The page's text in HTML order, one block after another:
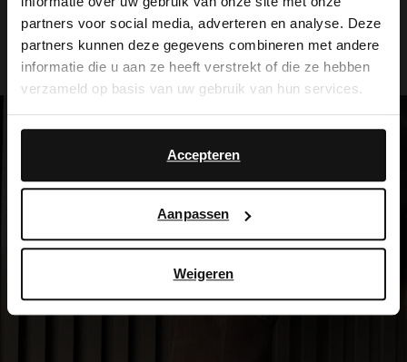
partners voor social media, adverteren en analyse. Deze
partners kunnen deze gegevens combineren met andere
informatie die u aan ze heeft verstrekt of die ze hebben
verzameld op basis van uw gebruik van hun services.
Accepteren
Aanpassen
Weigeren
Bezorgen & retour
It looks like your language isn't Dutch. Would
you like to switch to English?
English